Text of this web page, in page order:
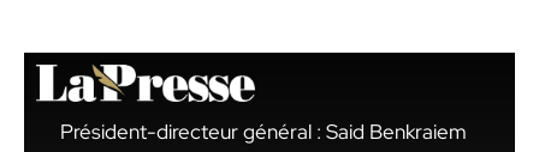
Président-directeur général : Said Benkraiem